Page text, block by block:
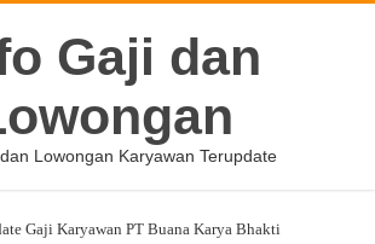
Gaji dan
Lowongan Karyawan Terupdate
Gaji Karyawan PT Buana Karya Bhakti